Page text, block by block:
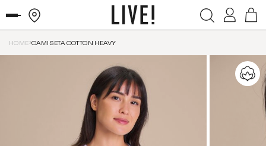
HOME CAMISETA COTTON HEAVY